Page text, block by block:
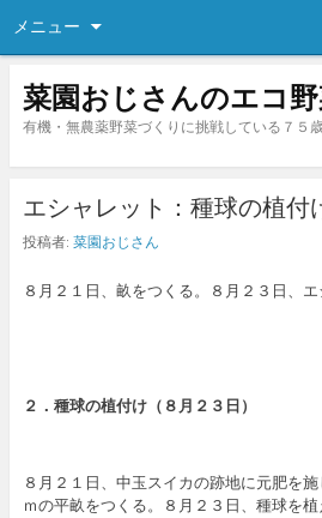
メニュー
菜園おじさんのエコ
有機・無農薬野菜づくりに挑戦している７５
エシャレット：種球の植付
投稿者: 菜園おじさん
８月２１日、畝をつくる。８月２３日、エ
２．種球の植付け（８月２３日）
８月２１日、中玉スイカの跡地に元肥を
ｍの平畝をつくる。８月２３日、種球を植